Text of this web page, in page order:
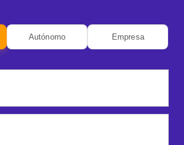
Autónomo Empresa